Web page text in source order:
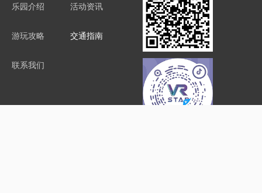
乐园介绍 活动资讯
游玩攻略 交通指南
联系我们